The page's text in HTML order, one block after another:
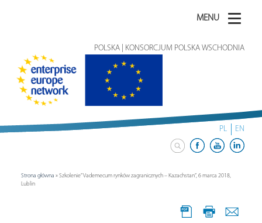
MENU
POLSKA | KONSORCJUM POLSKA WSCHODNIA
PL EN
Strona główna »Szkolenie” Vademecum rynków zagranicznych – Kazachstan”, 6 marca 2018,
Lublin